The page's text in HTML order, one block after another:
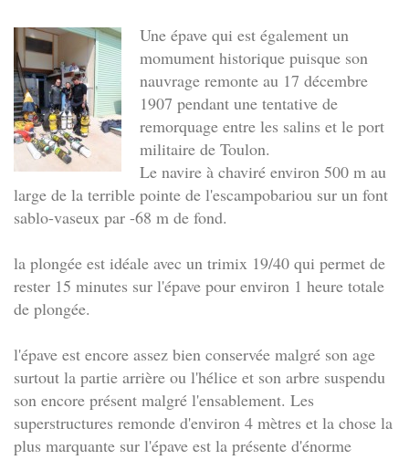
Une épave qui est également un
momument historique puisque son
nauvrage remonte au 17 décembre
1907 pendant une tentative de
remorquage entre les salins et le port
militaire de Toulon.
Le navire à chaviré environ 500 m au
large de la terrible pointe de l'escampobariou sur un font
sablo-vaseux par -68 m de fond.
la plongée est idéale avec un trimix 19/40 qui permet de
rester 15 minutes sur l'épave pour environ 1 heure totale
de plongée.
l'épave est encore assez bien conservée malgré son age
surtout la partie arrière ou l'hélice et son arbre suspendu
son encore présent malgré l'ensablement. Les
superstructures remonde d'environ 4 mètres et la chose la
plus marquante sur l'épave est la présente d'énorme